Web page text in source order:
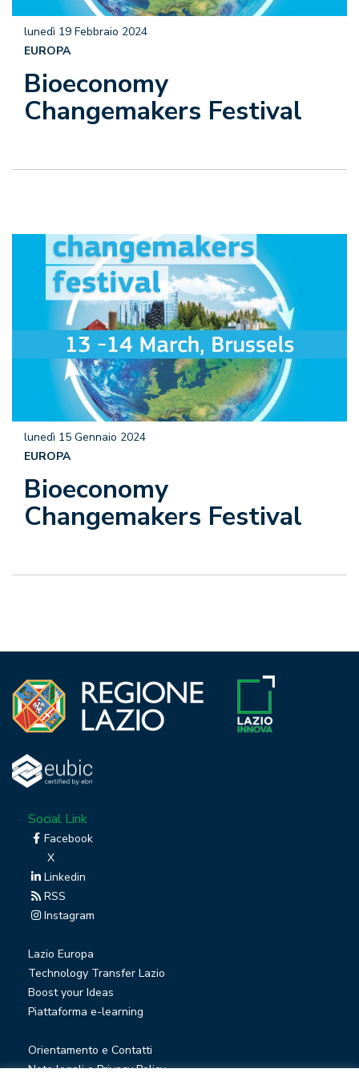
Bioeconomy
Changemakers Festival
lunedì 19 Febbraio 2024
EUROPA
Bioeconomy
Changemakers Festival
lunedì 15 Gennaio 2024
EUROPA
Social Link
Facebook
X
Linkedin
RSS
Instagram
Lazio Europa
Technology Transfer Lazio
Boost your Ideas
Piattaforma e-learning
Orientamento e Contatti
Note legali e Privacy Policy